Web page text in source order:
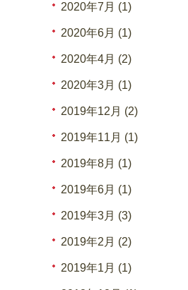
2020年7月 (1)
2020年6月 (1)
2020年4月 (2)
2020年3月 (1)
2019年12月 (2)
2019年11月 (1)
2019年8月 (1)
2019年6月 (1)
2019年3月 (3)
2019年2月 (2)
2019年1月 (1)